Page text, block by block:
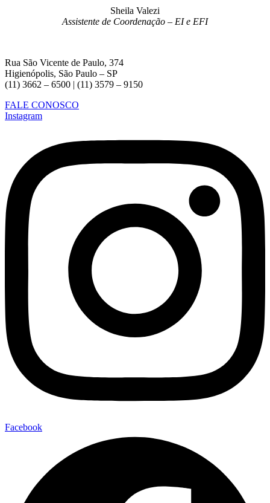
Sheila Valezi
Assistente de Coordenação – EI e EFI
Rua São Vicente de Paulo, 374
Higienópolis, São Paulo – SP
(11) 3662 – 6500 | (11) 3579 – 9150
FALE CONOSCO
Instagram
Facebook